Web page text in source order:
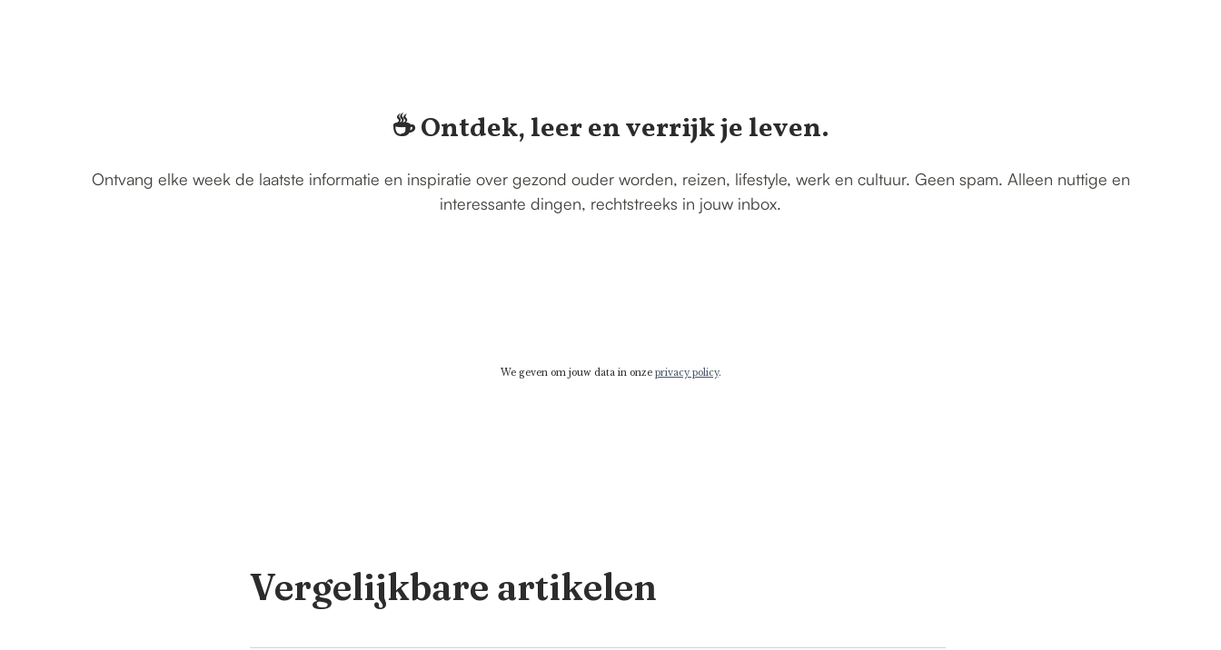
☕️ Ontdek, leer en verrijk je leven.
Ontvang elke week de laatste informatie en inspiratie over gezond ouder worden, reizen, lifestyle, werk en cultuur. Geen spam. Alleen nuttige en
interessante dingen, rechtstreeks in jouw inbox.
We geven om jouw data in onze privacy policy.
Vergelijkbare artikelen